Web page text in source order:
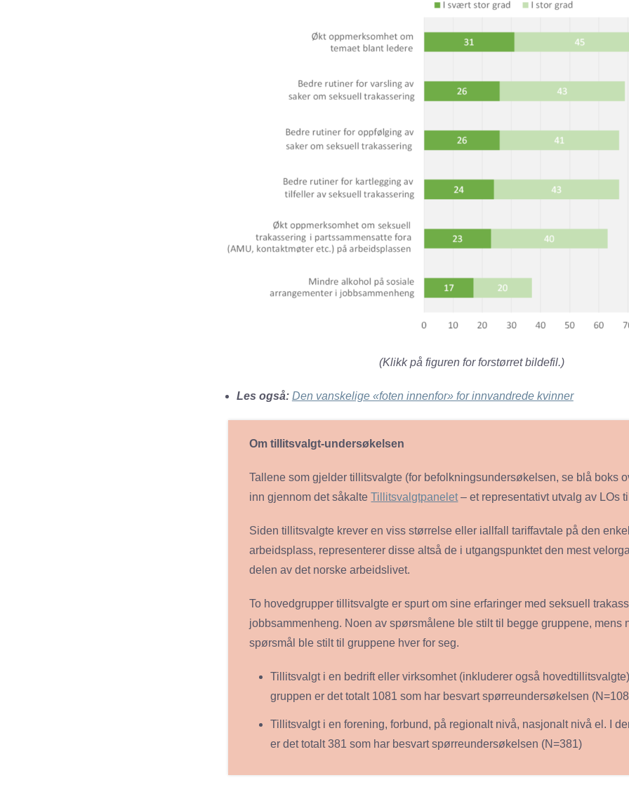
(Klikk på figuren for forstørret bildefil.)
Les også: Den vanskelige «foten innenfor» for innvandrede kvinner
Om tillitsvalgt-undersøkelsen
Tallene som gjelder tillitsvalgte (for befolkningsundersøkelsen, se blå boks
inn gjennom det såkalteTillitsvalgtpanelet– et representativt utvalg av LOs
Siden tillitsvalgte krever en viss størrelse eller iallfall tariffavtale på den
arbeidsplass, representerer disse altså de i utgangspunktet den mest
delen av det norske arbeidslivet.
To hovedgrupper tillitsvalgte er spurt om sine erfaringer med seksuell
jobbsammenheng. Noen av spørsmålene ble stilt til begge gruppene, mens
spørsmål ble stilt til gruppene hver for seg.
Tillitsvalgt i en bedrift eller virksomhet (inkluderer også
gruppen er det totalt 1081 som har besvart spørreundersøkelsen
Tillitsvalgt i en forening, forbund, på regionalt nivå, nasjonalt nivå el. I
er det totalt 381 som har besvart spørreundersøkelsen (N=381)